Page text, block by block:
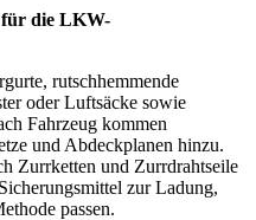
für die LKW-
rutschhemmende
oder Luftsäcke sowie
Fahrzeug kommen
und Abdeckplanen hinzu.
Zurrketten und Zurrdrahtseile
zur Ladung,
passen.